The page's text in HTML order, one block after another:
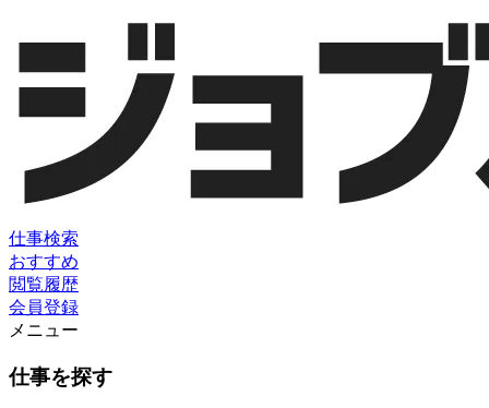
仕事検索
おすすめ
閲覧履歴
会員登録
メニュー
仕事を探す